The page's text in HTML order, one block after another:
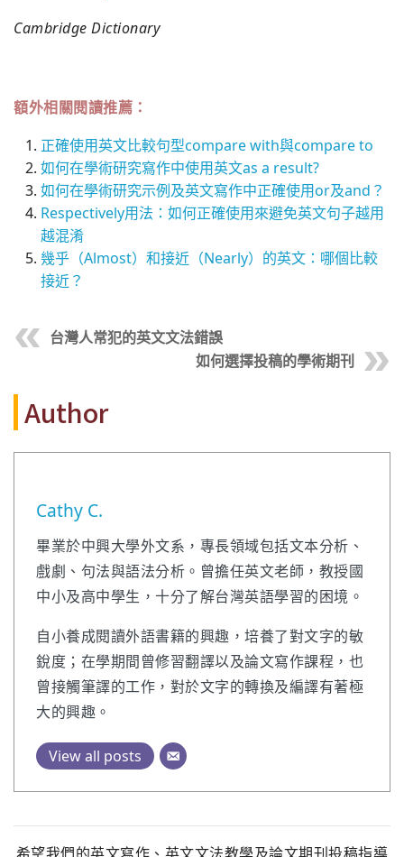
Cambridge Dictionary
額外相關閱讀推薦：
正確使用英文比較句型compare with與compare to
如何在學術研究寫作中使用英文as a result?
如何在學術研究示例及英文寫作中正確使用or及and？
Respectively用法：如何正確使用來避免英文句子越用
越混淆
幾乎（Almost）和接近（Nearly）的英文：哪個比較
接近？
台灣人常犯的英文文法錯誤
如何選擇投稿的學術期刊
Author
Cathy C.
畢業於中興大學外文系，專長領域包括文本分析、
戲劇、句法與語法分析。曾擔任英文老師，教授國
中小及高中學生，十分了解台灣英語學習的困境。
自小養成閱讀外語書籍的興趣，培養了對文字的敏
銳度；在學期間曾修習翻譯以及論文寫作課程，也
曾接觸筆譯的工作，對於文字的轉換及編譯有著極
大的興趣。
View all posts